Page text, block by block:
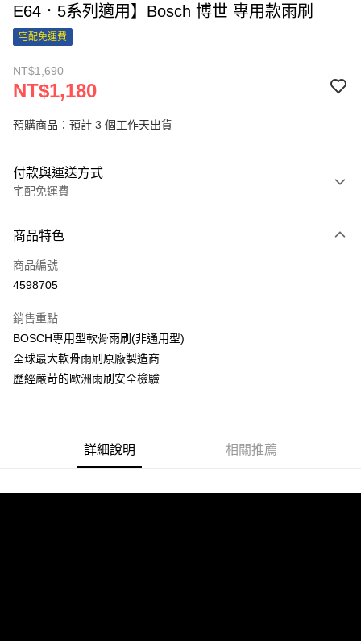
E64．5系列適用】Bosch 博世 專用款雨刷
宅配免運費
NT$1,690
NT$1,180
預購商品：預計 3 個工作天出貨
付款與運送方式
宅配免運費
信用卡一次付款
LINE Pay
街口支付
悠遊付
運送方式
商品特色
商品編號
4598705
銷售重點
BOSCH專用型軟骨雨刷(非通用型)
全球最大軟骨雨刷原廠製造商
歷經嚴苛的歐洲雨刷安全檢驗
詳細說明 相關推薦